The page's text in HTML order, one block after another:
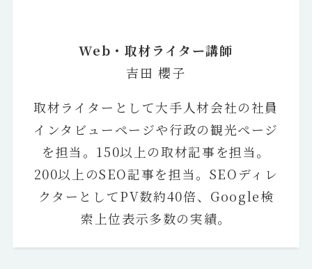
Web・取材ライター講師
吉田 櫻子
取材ライターとして大手人材会社の社員
インタビューページや行政の観光ページ
を担当。150以上の取材記事を担当。
200以上のSEO記事を担当。SEOディレ
クターとしてPV数約40倍、Google検
索上位表示多数の実績。